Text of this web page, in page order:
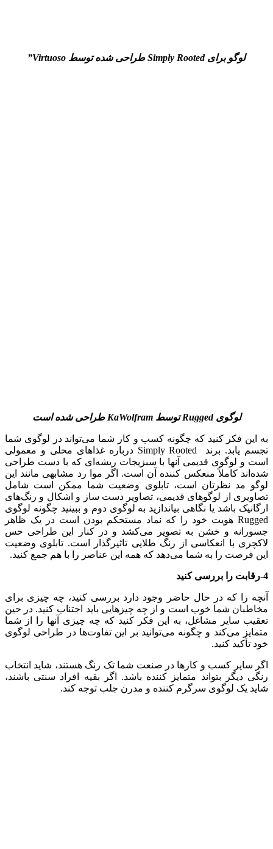
لوگو برای Simply Rooted طراحی شده توسط
لوگوی Rugged توسط KaWolfram طراحی شده است
به این فکر کنید که چگونه کسب و کار شما می‌تواند در لوگوی شما
تجسم یابد. برند Simply Rooted درباره غذاهای محلی و معمولی
است و لوگوی قدیمی آنها با سبزیجات ریشه‌ای که با دست طراحی
شده‌اند کاملاً منعکس کننده آن است. اگر موا رد مشابهی مانند این
لوگو مد نظرتان است، تابلوی وضعیت شما ممکن است شامل
تصاویری از لوگوهای قدیمی، تصاویر دست ساز و اشکال و رنگ‌های
ارگانیک باشد یا نگاهی بیاندازید به لوگوی دوم و ببینید چگونه لوگوی
Rugged هویت خود را که نماد مستحکم بودن است در یک ظاهر
جسورانه و خشن به تصویر می‌کشد و در کنار این طراحی حس
لاکچری با انعکاسی از رنگ طلایی تاثیرگذار است. تابلوی وضعیت
این فرصت را به شما می‌دهد که همه این عناصر را با هم جمع کنید.
4-رقابت را بررسی کنید
آنچه را که در حال حاضر وجود دارد بررسی کنید، چه چیزی برای
مخاطبان شما خوب است و از چه چیزهایی باید اجتناب کنید. در حین
تعقیب سایر مشاغل، به این فکر کنید که چه چیزی آنها را از شما
متمایز می‌کند و چگونه می‌توانید بر این تفاوت‌ها در طراحی لوگوی
خود تأکید کنید.
اگر سایر کسب و کارها در صنعت شما تک رنگ هستند، شاید انتخاب
رنگی دیگر بتواند متمایز کننده باشد. اگر بقیه افراد سنتی باشند،
شاید یک لوگوی سرگرم کننده و مدرن جلب توجه کند.